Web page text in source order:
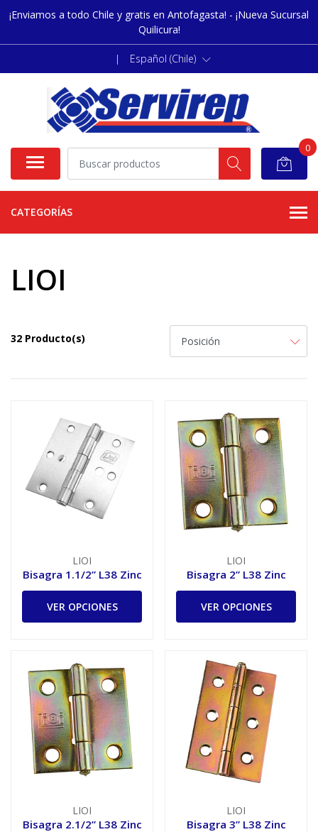
¡Enviamos a todo Chile y gratis en Antofagasta! - ¡Nueva Sucursal
Quilicura!
| Español (Chile)
0
CATEGORÍAS
LIOI
32 Producto(s)
LIOI
Bisagra 1.1/2” L38 Zinc
VER OPCIONES
LIOI
Bisagra 2” L38 Zinc
VER OPCIONES
LIOI
Bisagra 2.1/2” L38 Zinc
LIOI
Bisagra 3” L38 Zinc